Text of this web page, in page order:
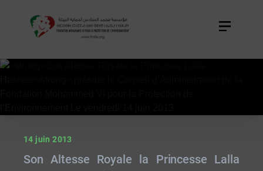
14 juin 2013
Son Altesse Royale la Princesse Lalla